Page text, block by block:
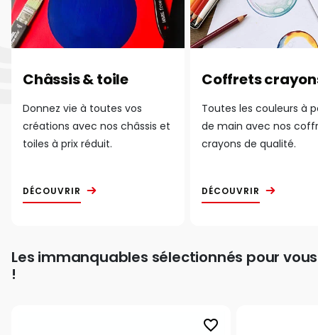
Châssis & toile
Donnez vie à toutes vos
créations avec nos châssis et
toiles à prix réduit.
DÉCOUVRIR
Coffrets
Toutes les couleurs à
de main avec nos
crayons de qualité.
DÉCOUVRIR
Les immanquables sélectionnés pour vous
!
favorite_border